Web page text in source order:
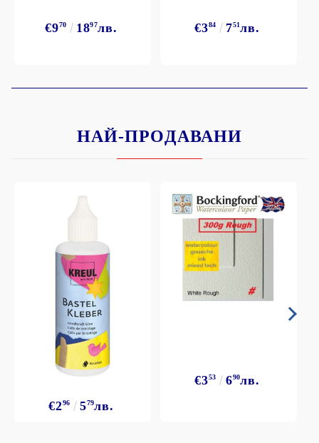
€970 1897лв. €384 751лв.
НАЙ-ПРОДАВАНИ
€296 579лв.
€353 690лв.